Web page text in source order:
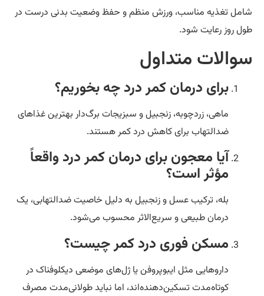
تغذیه مناسب، ورزش منظم و حفظ وضعیت بدنی درست در
روز رعایت شود.
متداول
برای درمان کمر درد چه بخوریم؟
ماهی، زردچوبه، زنجبیل و سبزیجات برگ‌دار بهترین غذاهای
ضدالتهاب برای کاهش درد کمر هستند.
آیا معجون برای درمان کمر درد واقعاً
مؤثر است؟
بله، ترکیب عسل و زنجبیل به دلیل خاصیت ضدالتهابی، یک
درمان طبیعی و سریع‌الاثر محسوب می‌شود.
مسکن فوری درد کمر چیست؟
داروهایی مثل ایبوپروفن یا ژل‌های موضعی دیکلوفناک در
کوتاه‌مدت تسکین‌دهنده‌اند، اما نباید طولانی‌مدت مصرف